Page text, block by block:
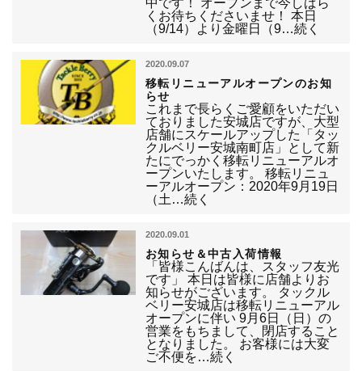
中です！ オープンまで今しばら
くお待ちくださいませ！ 本日
（9/14）より金曜日（9…続く
2020.09.07
移転リニューアルオープンのお知
らせ
これまで長らくご愛顧をいただい
ておりました安城店ですが、大型
店舗にスケールアップした「タッ
クルベリー安城南町店」として新
たにでっかく移転リニューアルオ
ープンいたします。 移転リニュ
ーアルオープン：2020年9月19日
（土…続く
2020.09.01
お知らせ＆中古入荷情報
「皆様こんばんは、スタッフ友光
です」 本日は皆様に店舗よりお
知らせがございます。 タックル
ベリー安城店は移転リニューアル
オープンに伴い 9月6日（日）の
営業をもちまして、閉店すること
となりました。 お客様には大変
ご不便を…続く